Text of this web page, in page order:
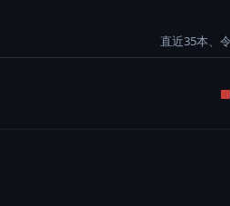
直近35本、